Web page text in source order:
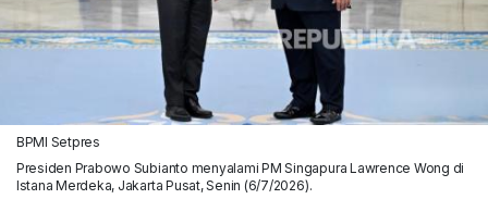
BPMI Setpres
Presiden Prabowo Subianto menyalami PM Singapura Lawrence Wong di
Istana Merdeka, Jakarta Pusat, Senin (6/7/2026).